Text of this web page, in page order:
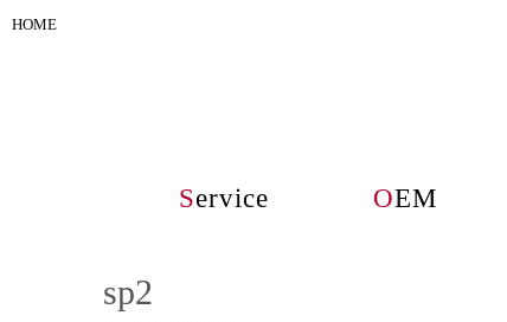
HOME
Service OEM
sp2